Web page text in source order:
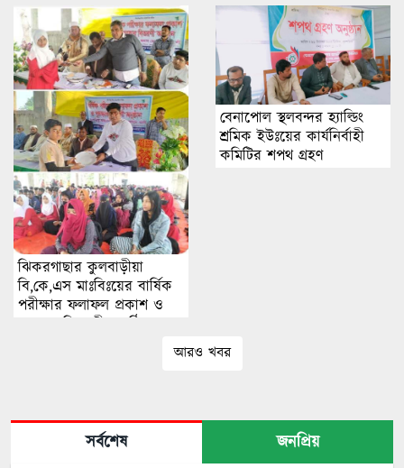
ঝিকরগাছার কুলবাড়ীয়া
বি,কে,এস মাঃবিঃয়ের বার্ষিক
পরীক্ষার ফলাফল প্রকাশ ও
পুরস্কার বিতরণী অনুষ্ঠিত।
বেনাপোল স্থলবন্দর হ্যাল্ডিং
শ্রমিক ইউঃয়ের কার্যনির্বাহী
কমিটির শপথ গ্রহণ
আরও খবর
সর্বশেষ
জনপ্রিয়